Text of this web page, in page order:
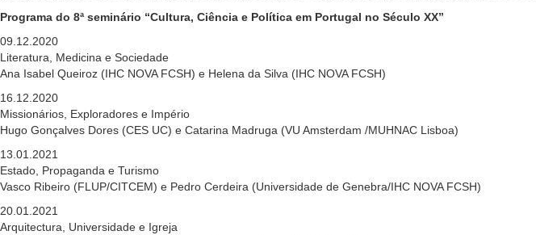
Programa do 8ª seminário “Cultura, Ciência e Política em Portugal no Século XX”
09.12.2020
Literatura, Medicina e Sociedade
Ana Isabel Queiroz (IHC NOVA FCSH) e Helena da Silva (IHC NOVA FCSH)
16.12.2020
Missionários, Exploradores e Império
Hugo Gonçalves Dores (CES UC) e Catarina Madruga (VU Amsterdam /MUHNAC Lisboa)
13.01.2021
Estado, Propaganda e Turismo
Vasco Ribeiro (FLUP/CITCEM) e Pedro Cerdeira (Universidade de Genebra/IHC NOVA FCSH)
20.01.2021
Arquitectura, Universidade e Igreja